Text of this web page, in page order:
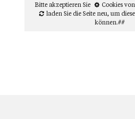
Bitte akzeptieren Sie
Cookies
laden Sie die Seite neu, um
können.##